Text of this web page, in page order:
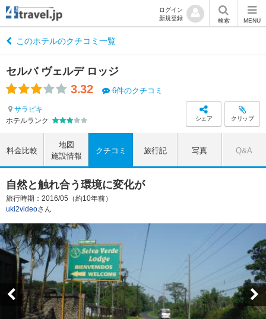
ログイン
新規登録
検索 MENU
このホテルのクチコミ一覧
セルバ ヴェルデ ロッジ
3.32 6件のクチコミ
サラピキ
ホテルランク
シェア クリップ
料金比較
地図
施設情報
クチコミ 旅行記 写真 Q&A
自然と触れ合う環境に変化が
旅行時期：2016/05（約10年前）
uki2videoさん